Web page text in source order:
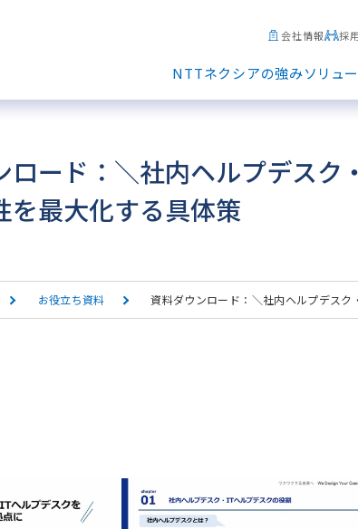
NTTネクシアの強みソリュ
会社情報 採
ロード：＼社内ヘルプデス
を最大化する具体策
お役立ち資料 資料ダウンロード：＼社内ヘルプデス